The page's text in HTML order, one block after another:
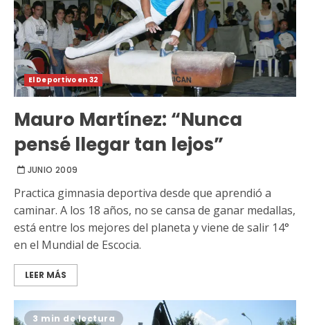
El Deportivo en 32
Mauro Martínez: “Nunca
pensé llegar tan lejos”
JUNIO 2009
Practica gimnasia deportiva desde que aprendió a
caminar. A los 18 años, no se cansa de ganar medallas,
está entre los mejores del planeta y viene de salir 14°
en el Mundial de Escocia.
LEER MÁS
3 min de lectura